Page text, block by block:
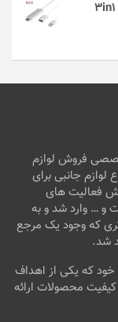
فروش لوازم
هدف ارائه انواع لوازم جانبی برای
فعالیت های
و … وارد شد و به
که وجود یک مرجع
شد.
خود که یکی از اهداف
محصولات ارائه